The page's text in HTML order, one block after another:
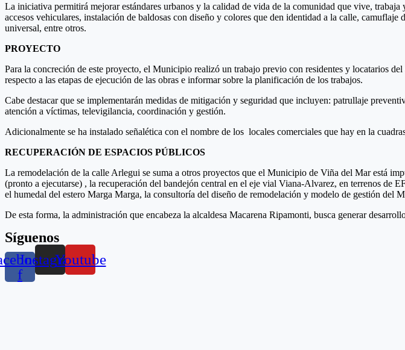
La iniciativa permitirá mejorar estándares urbanos y la calidad de vida de la comunidad que vive,
accesos vehiculares, instalación de baldosas con diseño y colores que den identidad a la calle,
universal, entre otros.
PROYECTO
Para la concreción de este proyecto, el Municipio realizó un trabajo previo con residentes y locatarios
respecto a las etapas de ejecución de las obras e informar sobre la planificación de los trabajos.
Cabe destacar que se implementarán medidas de mitigación y seguridad que incluyen: patrullaje
atención a víctimas, televigilancia, coordinación y gestión.
Adicionalmente se ha instalado señalética con el nombre de los locales comerciales que hay en la
RECUPERACIÓN DE ESPACIOS PÚBLICOS
La remodelación de la calle Arlegui se suma a otros proyectos que el Municipio de Viña del Mar está
(pronto a ejecutarse) , la recuperación del bandejón central en el eje vial Viana-Alvarez, en terrenos de
el humedal del estero Marga Marga, la consultoría del diseño de remodelación y modelo de gestión
De esta forma, la administración que encabeza la alcaldesa Macarena Ripamonti, busca generar
Síguenos
f
InstagramYoutube